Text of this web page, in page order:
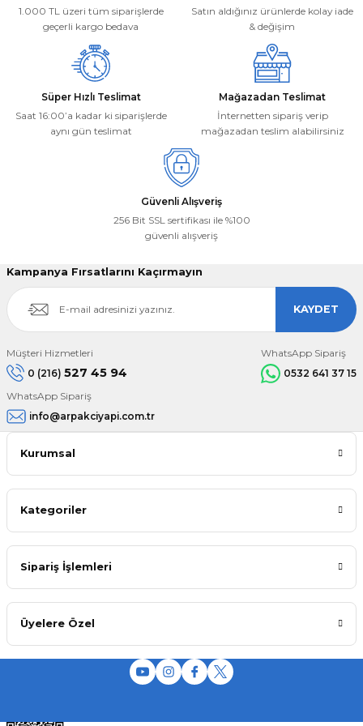
Bu ürüne benzer farklı alternatifler olmalı.
1.000 TL üzeri tüm siparişlerde
geçerli kargo bedava
Satın aldığınız ürünlerde kolay iade
& değişim
Süper Hızlı Teslimat
Saat 16:00’a kadar ki siparişlerde
aynı gün teslimat
Mağazadan Teslimat
İnternetten sipariş verip
mağazadan teslim alabilirsiniz
Güvenli Alışveriş
256 Bit SSL sertifikası ile %100
güvenli alışveriş
Kampanya Fırsatlarını Kaçırmayın
KAYDET
Müşteri Hizmetleri
0 (216) 527 45 94
WhatsApp Sipariş
0532 641 37 15
WhatsApp Sipariş
info@arpakciyapi.com.tr
Kurumsal
Kategoriler
Sipariş İşlemleri
Üyelere Özel